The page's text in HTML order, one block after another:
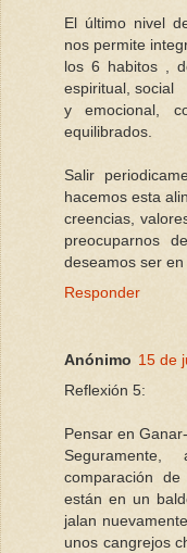
El último nivel
nos permite
los 6 habitos ,
espiritual, social
y emocional,
equilibrados.
Salir
hacemos esta
creencias,
preocuparnos
deseamos ser
Responder
Anónimo 15 de
Reflexión 5:
Pensar en
comparación
están en un
jalan
unos cangrejos